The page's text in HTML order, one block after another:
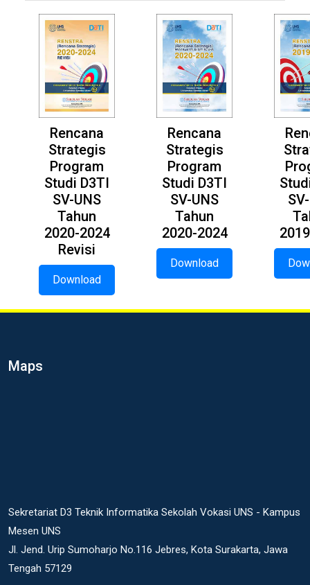
Rencana
Strategis
Program
Studi D3TI
SV-UNS
Tahun
2020-2024
Revisi
Download
Rencana
Strategis
Program
Studi D3TI
SV-UNS
Tahun
2020-2024
Download
Maps
Sekretariat D3 Teknik Informatika Sekolah Vokasi UNS - Kampus
Mesen UNS
Jl. Jend. Urip Sumoharjo No.116 Jebres, Kota Surakarta, Jawa
Tengah 57129